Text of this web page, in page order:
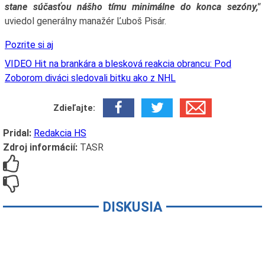
stane súčasťou nášho tímu minimálne do konca sezóny,"
uviedol generálny manažér Ľuboš Pisár.
Pozrite si aj
VIDEO Hit na brankára a blesková reakcia obrancu: Pod
Zoborom diváci sledovali bitku ako z NHL
Zdieľajte:
Pridal: Redakcia HS
Zdroj informácií:TASR
DISKUSIA